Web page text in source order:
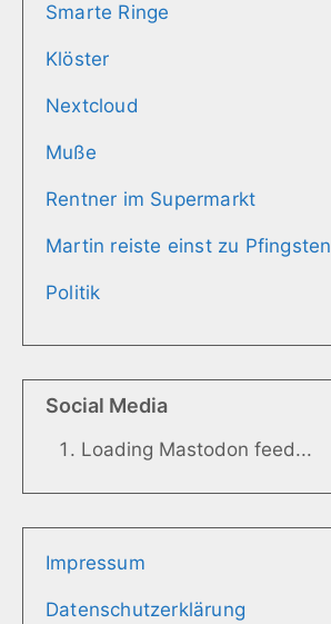
Smarte Ringe
Klöster
Nextcloud
Muße
Rentner im Supermarkt
Martin reiste einst zu Pfingsten
Politik
Social Media
Loading Mastodon feed...
Impressum
Datenschutzerklärung